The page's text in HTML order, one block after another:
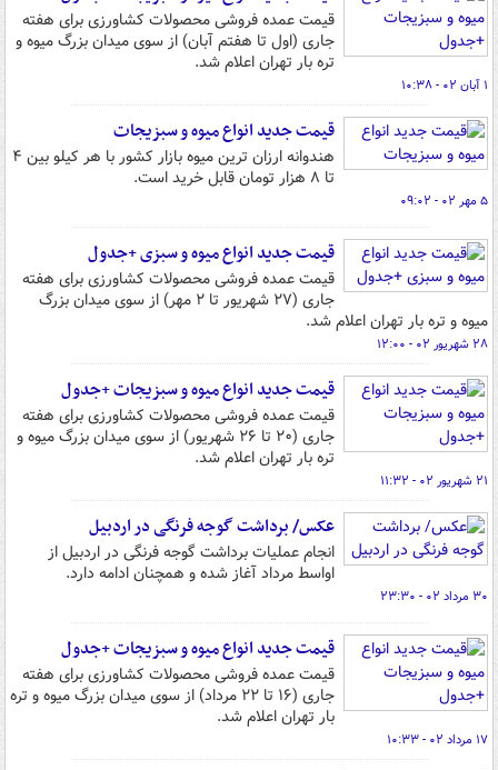
قیمت عمده فروشی محصولات کشاورزی برای هفته
جاری (اول تا هفتم آبان) از سوی میدان بزرگ میوه و
تره بار تهران اعلام شد.
۱ آبان ۰۲ - ۱۰:۳۸
قیمت جدید انواع میوه و سبزیجات
هندوانه ارزان ترین میوه بازار کشور با هر کیلو بین ۴
تا ۸ هزار تومان قابل خرید است.
۵ مهر ۰۲ - ۰۹:۰۲
قیمت جدید انواع میوه و سبزی +جدول
قیمت عمده فروشی محصولات کشاورزی برای هفته
جاری (۲۷ شهریور تا ۲ مهر) از سوی میدان بزرگ
میوه و تره بار تهران اعلام شد.
۲۸ شهریور ۰۲ - ۱۲:۰۰
قیمت جدید انواع میوه و سبزیجات +جدول
قیمت عمده فروشی محصولات کشاورزی برای هفته
جاری (۲۰ تا ۲۶ شهریور) از سوی میدان بزرگ میوه و
تره بار تهران اعلام شد.
۲۱ شهریور ۰۲ - ۱۱:۳۲
عکس/ برداشت گوجه فرنگی در اردبیل
انجام عملیات برداشت گوجه فرنگی در اردبیل از
اواسط مرداد آغاز شده و همچنان ادامه دارد.
۳۰ مرداد ۰۲ - ۲۳:۳۰
قیمت جدید انواع میوه و سبزیجات +جدول
قیمت عمده فروشی محصولات کشاورزی برای هفته
جاری (۱۶ تا ۲۲ مرداد) از سوی میدان بزرگ میوه و تره
بار تهران اعلام شد.
۱۷ مرداد ۰۲ - ۱۰:۳۳